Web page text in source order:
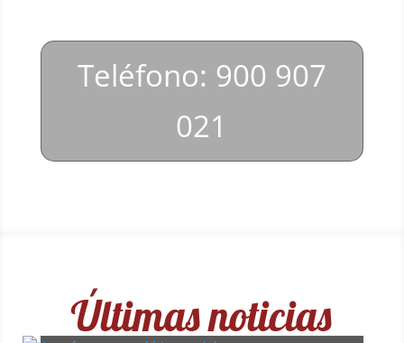
Teléfono: 900 907
021
Últimas noticias